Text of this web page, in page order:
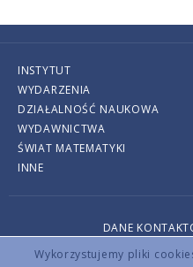
Wykorzystujemy pliki
INSTYTUT
WYDARZENIA
DZIAŁALNOŚĆ NAUKOWA
WYDAWNICTWA
ŚWIAT MATEMATYKI
INNE
DANE
Copyright © 2026 by